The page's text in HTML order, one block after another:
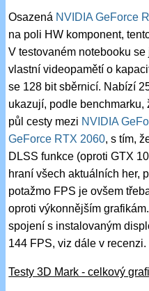
Osazená NVIDIA GeForce
na poli HW komponent,
V testovaném notebooku
vlastní videopamětí o
se 128 bit sběrnicí. Nabízí
ukazují, podle benchmarku,
půl cesty mezi NVIDIA
GeForce RTX 2060, s tím,
DLSS funkce (oproti GTX
hraní všech aktuálních her,
potažmo FPS je ovšem
oproti výkonnějším
spojení s instalovaným
144 FPS, viz dále v recenzi.
Testy 3D Mark - celkový